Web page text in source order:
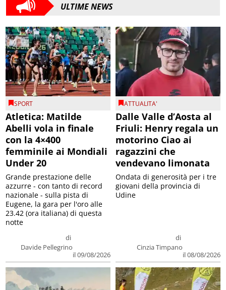
ULTIME NEWS
SPORT
Atletica: Matilde
Abelli vola in finale
con la 4×400
femminile ai Mondiali
Under 20
di
Davide Pellegrino
il 09/08/2026
Grande prestazione delle
azzurre - con tanto di record
nazionale - sulla pista di
Eugene, la gara per l'oro alle
23.42 (ora italiana) di questa
notte
ATTUALITA'
Dalle Valle d’Aosta al
Friuli: Henry regala un
motorino Ciao ai
ragazzini che
vendevano limonata
di
Cinzia Timpano
il 08/08/2026
Ondata di generosità per i tre
giovani della provincia di
Udine